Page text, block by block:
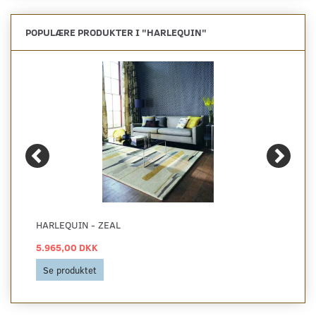
POPULÆRE PRODUKTER I "HARLEQUIN"
HARLEQUIN - ZEAL
5.965,00 DKK
Se produktet